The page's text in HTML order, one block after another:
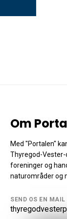
Om
Med "Portalen"
Thyregod-
foreninger og
naturområder og
SEND OS EN MAIL